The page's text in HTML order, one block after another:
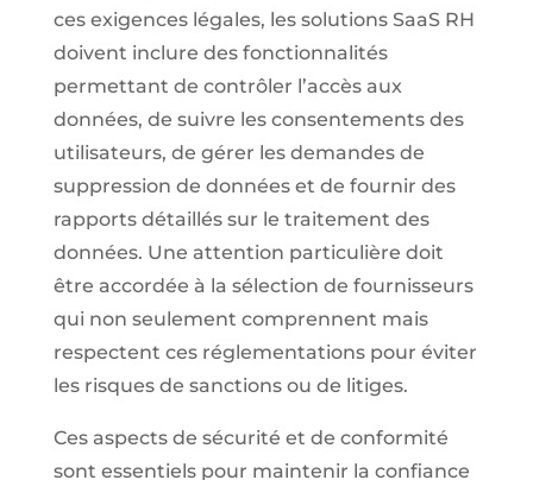
ces exigences légales, les solutions SaaS RH
doivent inclure des fonctionnalités
permettant de contrôler l’accès aux
données, de suivre les consentements des
utilisateurs, de gérer les demandes de
suppression de données et de fournir des
rapports détaillés sur le traitement des
données. Une attention particulière doit
être accordée à la sélection de fournisseurs
qui non seulement comprennent mais
respectent ces réglementations pour éviter
les risques de sanctions ou de litiges.
Ces aspects de sécurité et de conformité
sont essentiels pour maintenir la confiance